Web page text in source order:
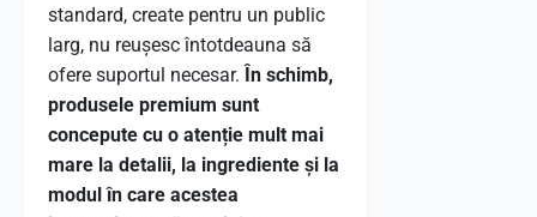
standard, create pentru un public
larg, nu reușesc întotdeauna să
ofere suportul necesar. În schimb,
produsele premium sunt
concepute cu o atenție mult mai
mare la detalii, la ingrediente și la
modul în care acestea